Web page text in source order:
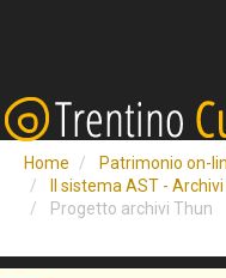
Home
Patrimonio on-
Il sistema AST -
Progetto archivi Thun